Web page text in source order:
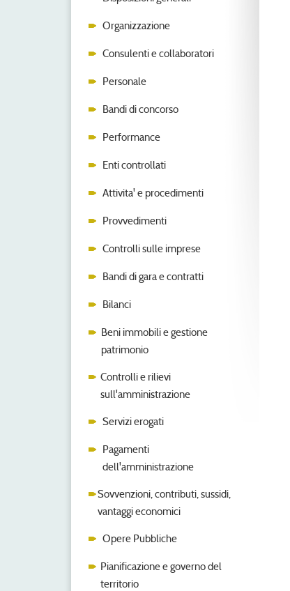
Organizzazione
Consulenti e collaboratori
Personale
Bandi di concorso
Performance
Enti controllati
Attivita' e procedimenti
Provvedimenti
Controlli sulle imprese
Bandi di gara e contratti
Bilanci
Beni immobili e gestione
patrimonio
Controlli e rilievi
sull'amministrazione
Servizi erogati
Pagamenti
dell'amministrazione
Sovvenzioni, contributi, sussidi,
vantaggi economici
Opere Pubbliche
Pianificazione e governo del
territorio